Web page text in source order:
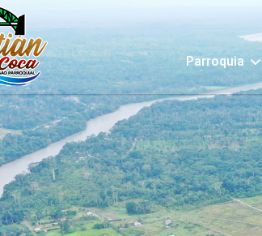
Parroquia